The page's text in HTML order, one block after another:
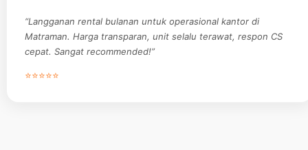
“Langganan rental bulanan untuk operasional kantor di
Matraman. Harga transparan, unit selalu terawat, respon CS
cepat. Sangat recommended!”
⭐⭐⭐⭐⭐